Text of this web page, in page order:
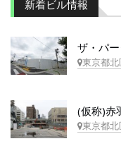
新着ビル情報
ザ・パ
東京都北
(仮称)赤
東京都北